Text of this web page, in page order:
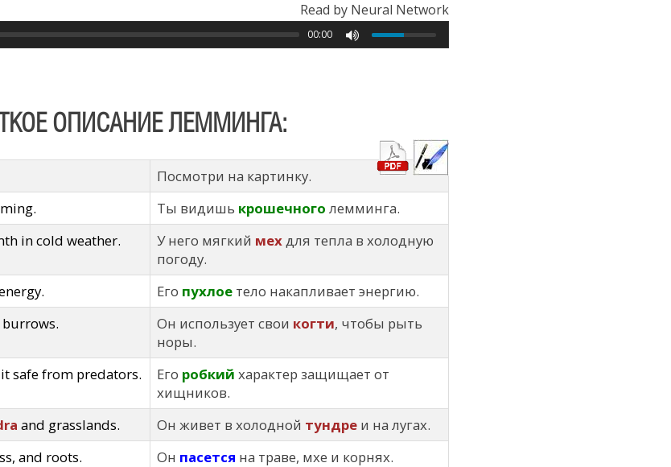
Read by Neural Network
00:00
ОПИСАНИЕ ЛЕММИНГА:
Посмотри на картинку.
Ты видишь крошечного лемминга.
in cold weather. У него мягкий мехдля тепла в холодную
погоду.
Его пухлое тело накапливает энергию.
Он использует свои когти, чтобы рыть
норы.
safe from predators. Его робкий характер защищает от
хищников.
and grasslands. Он живет в холодной тундре и на лугах.
and roots. Он пасется на траве, мхе и корнях.